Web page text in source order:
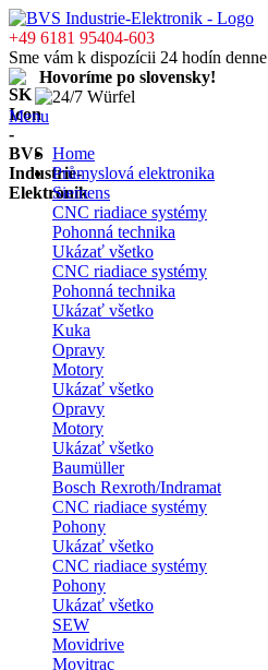
+49 6181 95404-603
Sme vám k dispozícii 24 hodín denne
Hovoríme po slovensky!
Menu
Home
Průmyslová elektronika
Siemens
CNC riadiace systémy
Pohonná technika
Ukázať všetko
CNC riadiace systémy
Pohonná technika
Ukázať všetko
Kuka
Opravy
Motory
Ukázať všetko
Opravy
Motory
Ukázať všetko
Baumüller
Bosch Rexroth/Indramat
CNC riadiace systémy
Pohony
Ukázať všetko
CNC riadiace systémy
Pohony
Ukázať všetko
SEW
Movidrive
Movitrac